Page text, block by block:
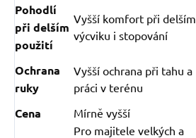
Pohodlí
při delším
použití
Vyšší komfort při delším
výcviku i stopování
Ochrana
ruky
Vyšší ochrana při tahu a
práci v terénu
Cena Mírně vyšší
Pro majitele velkých a